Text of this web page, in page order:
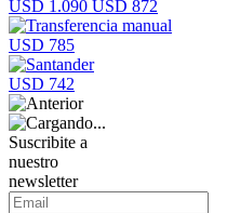
USD 1.090 USD 872
USD 785
USD 742
Suscribite a
nuestro
newsletter